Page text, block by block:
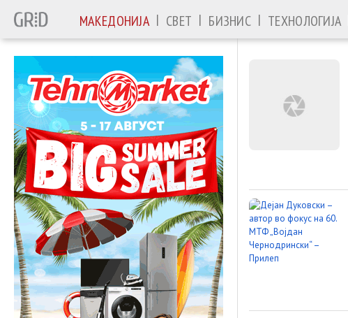
МАКЕДОНИЈА | СВЕТ | БИЗНИС | ТЕХНОЛОГИЈА